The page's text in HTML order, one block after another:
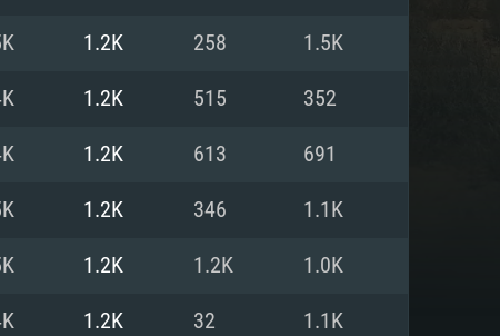
1.2K 258 1.5K
1.2K 515 352
1.2K 613 691
1.2K 346 1.1K
1.2K 1.2K 1.0K
1.2K 32 1.1K